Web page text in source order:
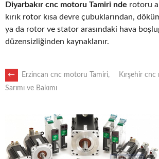
Diyarbakır cnc motoru Tamiri nde rotoru
kırık rotor kısa devre çubuklarından,
ya da rotor ve stator arasındaki hava
düzensizliğinden kaynaklanır.
POST
NAVIGATION
←
Erzincan cnc motoru Tamiri,
Sarımı ve Bakımı
Kırşehir cnc